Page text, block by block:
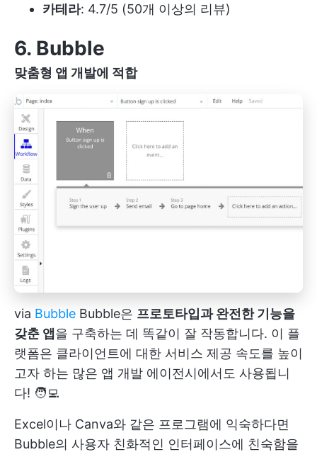
카테라: 4.7/5 (50개 이상의 리뷰)
6. Bubble
맞춤형 앱 개발에 적합
via Bubble Bubble은 프로토타입과 완전한 기능을
갖춘 앱 을 구축하는 데 똑같이 잘 작동합니다. 이 플
랫폼은 클라이언트에 대한 서비스 제공 속도를 높이
고자 하는 많은 앱 개발 에이전시에서도 사용됩니
다! 🧑‍💻
Excel이나 Canva와 같은 프로그램에 익숙하다면
Bubble의 사용자 친화적인 인터페이스에 친숙함을